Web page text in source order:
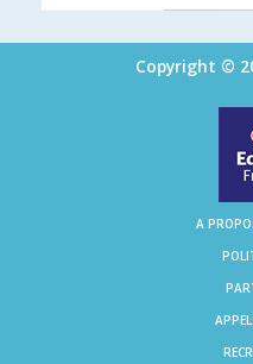
Copyright ©
A